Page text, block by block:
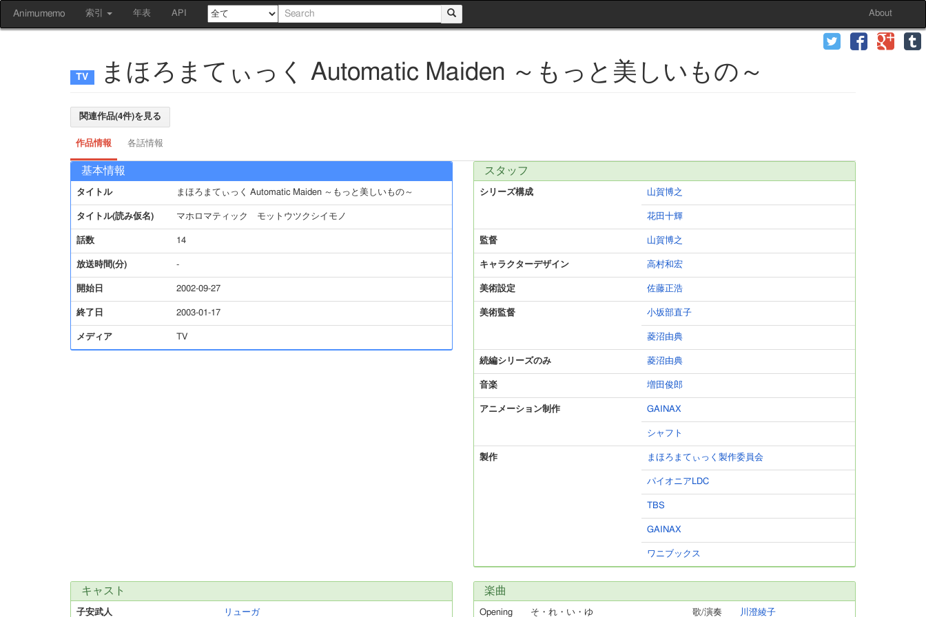
Animumemo 索引 年表 API About
まほろまてぃっく Automatic Maiden ～もっと美しいもの～
関連作品(4件)を見る
作品情報 各話情報
基本情報
タイトル まほろまてぃっく Automatic Maiden ～もっと美しいもの～
タイトル(読み仮名) マホロマティック モットウツクシイモノ
話数 14
放送時間(分) -
開始日 2002-09-27
終了日 2003-01-17
メディア TV
スタッフ
シリーズ構成 山賀博之
花田十輝
監督 山賀博之
キャラクターデザイン 高村和宏
美術設定 佐藤正浩
美術監督 小坂部直子
菱沼由典
続編シリーズのみ 菱沼由典
音楽 増田俊郎
アニメーション制作 GAINAX
シャフト
製作 まほろまてぃっく製作委員会
パイオニアLDC
TBS
GAINAX
ワニブックス
キャスト
子安武人 リューガ
楽曲
Opening そ・れ・い・ゆ 歌/演奏 川澄綾子